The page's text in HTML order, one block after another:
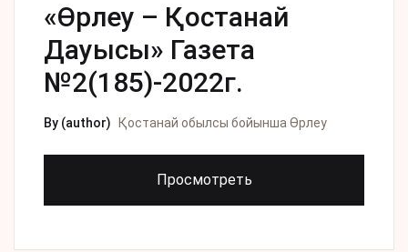
«Өрлеу – Қостанай
Дауысы» Газета
№2(185)-2022г.
By (author) Қостанай обылсы бойынша Өрлеу
Просмотреть